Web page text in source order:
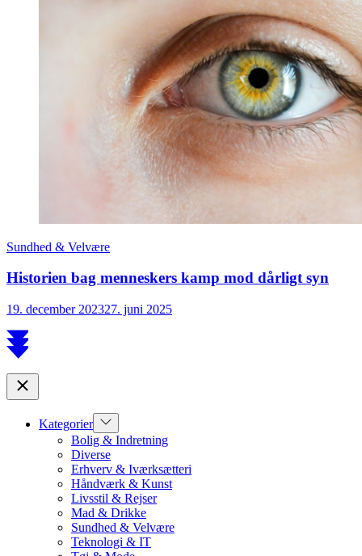
Sundhed & Velvære
Historien bag menneskers kamp mod dårligt syn
19. december 202327. juni 2025
Scroll
to
Close
Kategorier Show
sub
menu
Bolig & Indretning
Diverse
Erhverv & Iværksætteri
Håndværk & Kunst
Livsstil & Rejser
Mad & Drikke
Sundhed & Velvære
Teknologi & IT